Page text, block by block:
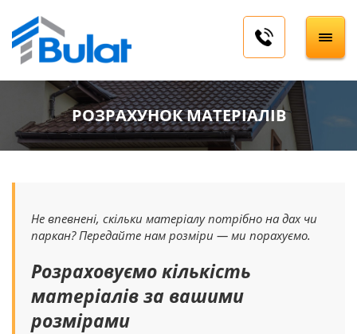
РОЗРАХУНОК МАТЕРІАЛІВ
Не впевнені, скільки матеріалу потрібно на дах чи
паркан? Передайте нам розміри — ми порахуємо.
Розраховуємо кількість
матеріалів за вашими
розмірами